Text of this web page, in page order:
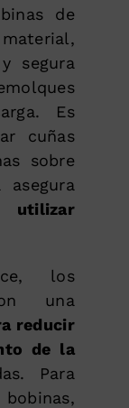
de
segura
Es
cuñas
sobre
utilizar
los
una
reducir
de la
Para